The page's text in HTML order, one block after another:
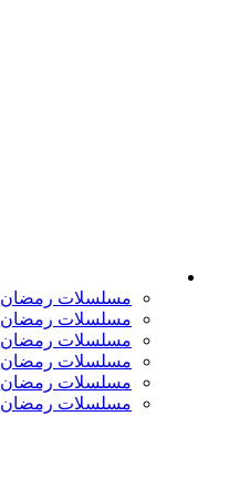
مسلسلات رمضان 2026
مسلسلات رمضان 2025
مسلسلات رمضان 2024
مسلسلات رمضان 2023
مسلسلات رمضان 2022
مسلسلات رمضان 2021